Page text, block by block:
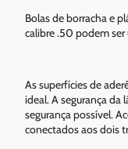
Bolas de borracha e
calibre .50 podem
As superfícies de
ideal. A segurança
segurança possível.
conectados aos dois